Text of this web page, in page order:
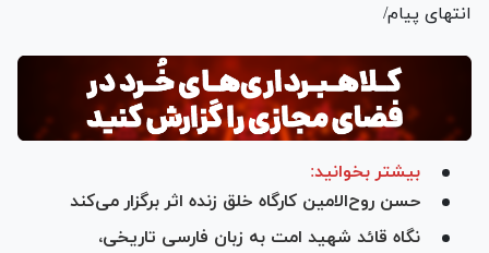
انتهای پیام/
بیشتر بخوانید:
حسن روح‌الامین کارگاه خلق زنده اثر برگزار می‌کند
نگاه قائد شهید امت به زبان فارسی تاریخی،